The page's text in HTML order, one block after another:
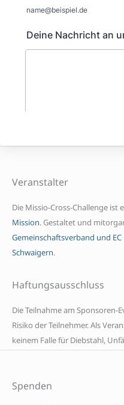
Veranstalter
Die Missio-Cross-Challenge ist
Mission. Gestaltet und
Gemeinschaftsverband und
Schwaigern.
Haftungsausschluss
Die Teilnahme am Sponsoren-
Risiko der Teilnehmer. Als
keinem Falle für Diebstahl,
Spenden